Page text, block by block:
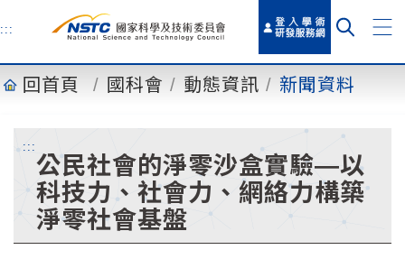
主
容
:::
回首頁 國科會 動態資訊 新聞資料
:::
公民社會的淨零沙盒實驗—以
科技力、社會力、網絡力構築
淨零社會基盤